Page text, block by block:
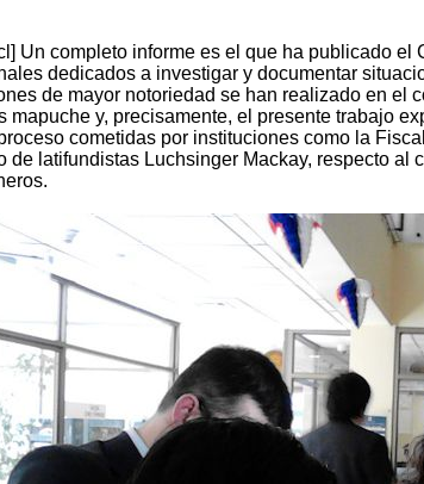
Un completo informe es el que ha publicado
dedicados a investigar y documentar
de mayor notoriedad se han realizado en el
mapuche y, precisamente, el presente trabajo
cometidas por instituciones como la
de latifundistas Luchsinger Mackay, respecto